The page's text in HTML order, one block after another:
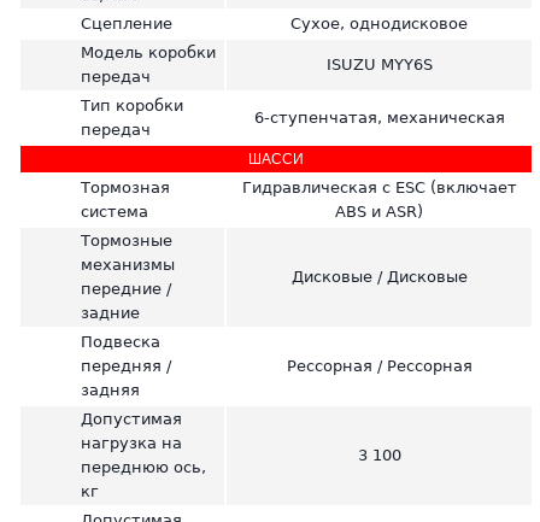
Сцепление
Сухое, однодисковое
Модель коробки
передач
ISUZU MYY6S
Тип коробки
передач
6-ступенчатая, механическая
ШАССИ
Тормозная
система
Гидравлическая с ESC (включает
ABS и ASR)
Тормозные
механизмы
передние /
задние
Дисковые / Дисковые
Подвеска
передняя /
задняя
Рессорная / Рессорная
Допустимая
нагрузка на
переднюю ось,
кг
3 100